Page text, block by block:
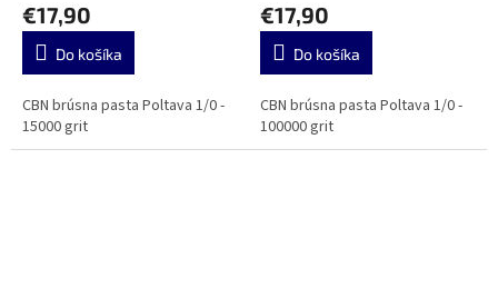
€17,90
Do košíka
CBN brúsna pasta Poltava 1/0 -
15000 grit
€17,90
Do košíka
CBN brúsna pasta Poltava 1/0 -
100000 grit